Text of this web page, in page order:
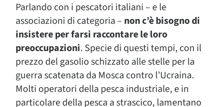
Parlando con i pescatori italiani – e le
associazioni di categoria – non c’è bisogno di
insistere per farsi raccontare le loro
preoccupazioni. Specie di questi tempi, con il
prezzo del gasolio schizzato alle stelle per la
guerra scatenata da Mosca contro l’Ucraina.
Molti operatori della pesca industriale, e in
particolare della pesca a strascico, lamentano